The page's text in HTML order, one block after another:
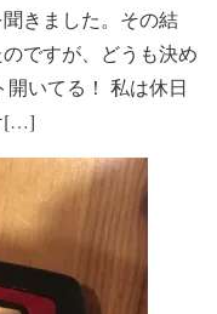
きました。その結
ですが、どうも決め
いてる！ 私は休日
[…]